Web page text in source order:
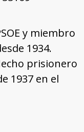
y miembro
1934.
prisionero
1937 en el